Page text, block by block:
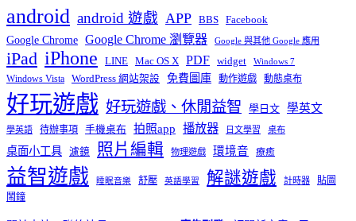
android android 遊戲 APP BBS Facebook
Google Chrome Google Chrome 瀏覽器 Google 與其他 Google 應用
iPad iPhone LINE Mac OS X PDF widget Windows 7
Windows Vista WordPress 網站架設 免費圖庫 動作遊戲 動態桌布
好玩遊戲 好玩遊戲、休閒益智 學日文 學英文
學英語 待辦事項 手機桌布 拍照app 播放器 日文學習 桌布
桌面小工具 濾鏡 照片編輯 物理遊戲 環境音 療癒
益智遊戲 睡眠音樂 舒壓 英語學習 解謎遊戲 計時器
貼圖
鬧鐘